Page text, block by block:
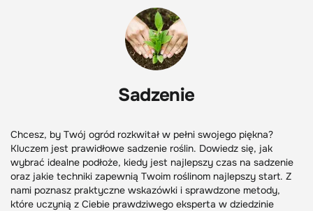
Sadzenie
Chcesz, by Twój ogród rozkwitał w pełni swojego piękna?
Kluczem jest prawidłowe sadzenie roślin. Dowiedz się, jak
wybrać idealne podłoże, kiedy jest najlepszy czas na sadzenie
oraz jakie techniki zapewnią Twoim roślinom najlepszy start. Z
nami poznasz praktyczne wskazówki i sprawdzone metody,
które uczynią z Ciebie prawdziwego eksperta w dziedzinie